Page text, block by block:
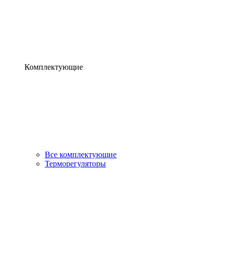
Комплектующие
Все комплектующие
Терморегуляторы